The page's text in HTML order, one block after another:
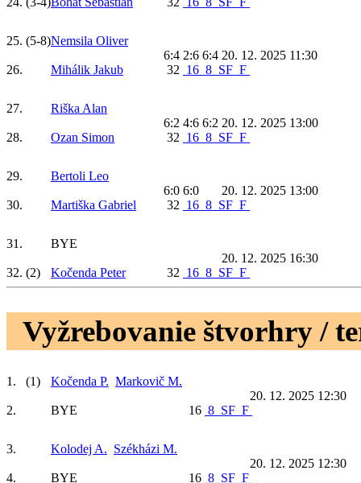
25. (5-8)Nemsila Oliver
6:4 2:6 6:4 20. 12. 2025 11:30
26.
Mihálik Jakub 32 16 8 SF F
27.
Riška Alan
6:2 4:6 6:2 20. 12. 2025 13:00
28.
Ozan Simon 32 16 8 SF F
29.
Bertoli Leo
6:0 6:0
20. 12. 2025 13:00
30.
Martiška Gabriel 32 16 8 SF F
31.
BYE
20. 12. 2025 16:30
32. (2) Kočenda Peter 32 16 8 SF F
Vyžrebovanie štvorhry /
1. (1) Kočenda P. Markovič M.
20. 12. 2025 12:30
2.
BYE 16 8 SF F
3. Kolodej A. Székházi M.
20. 12. 2025 12:30
4.
BYE 16 8 SF F